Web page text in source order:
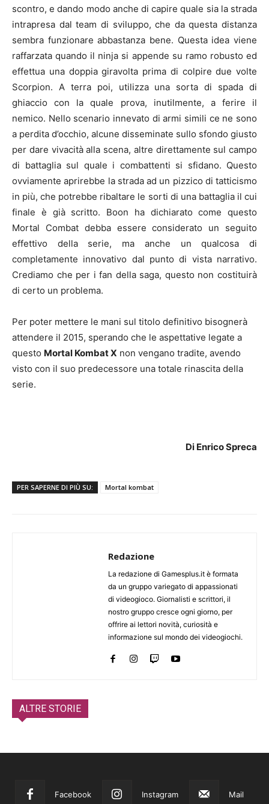
scontro, e dando modo anche di capire quale sia la strada
intrapresa dal team di sviluppo, che da questa distanza
sembra funzionare abbastanza bene. Questa idea viene
raffarzata quando il ninja si appende su ramo robusto ed
effettua una doppia giravolta prima di colpire due volte
Scorpion. A terra poi, utilizza una sorta di spada di
ghiaccio con la quale prova, inutilmente, a ferire il
nemico. Nello scenario innevato di armi simili ce ne sono
a perdita d’occhio, alcune disseminate sullo sfondo giusto
per dare vivacità alla scena, altre direttamente sul campo
di battaglia sul quale i combattenti si sfidano. Questo
ovviamente aprirebbe la strada ad un pizzico di tatticismo
in più, che potrebbe ribaltare le sorti di una battaglia il cui
finale è già scritto. Boon ha dichiarato come questo
Mortal Combat debba essere considerato un seguito
effettivo della serie, ma anche un qualcosa di
completamente innovativo dal punto di vista narrativo.
Crediamo che per i fan della saga, questo non costituirà
di certo un problema.
Per poter mettere le mani sul titolo definitivo bisognerà
attendere il 2015, sperando che le aspettative legate a
questo Mortal Kombat X non vengano tradite, avendo
visto con il suo predecessore una totale rinascita della
serie.
Di Enrico Spreca
PER SAPERNE DI PIÙ SU: Mortal kombat
Redazione
La redazione di Gamesplus.it è formata
da un gruppo variegato di appassionati
di videogioco. Giornalisti e scrittori, il
nostro gruppo cresce ogni giorno, per
offrire ai lettori novità, curiosità e
informazione sul mondo dei videogiochi.
ALTRE STORIE
Facebook Instagram Mail